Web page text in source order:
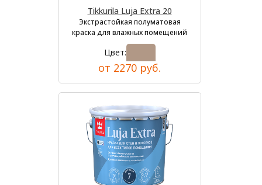
Tikkurila Luja Extra 20
Экстрастойкая полуматовая
краска для влажных помещений
Цвет:
от 2270 руб.